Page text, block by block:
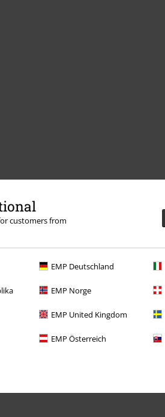
customers from
EMP Deutschland
EMP Norge
EMP United Kingdom
EMP Österreich